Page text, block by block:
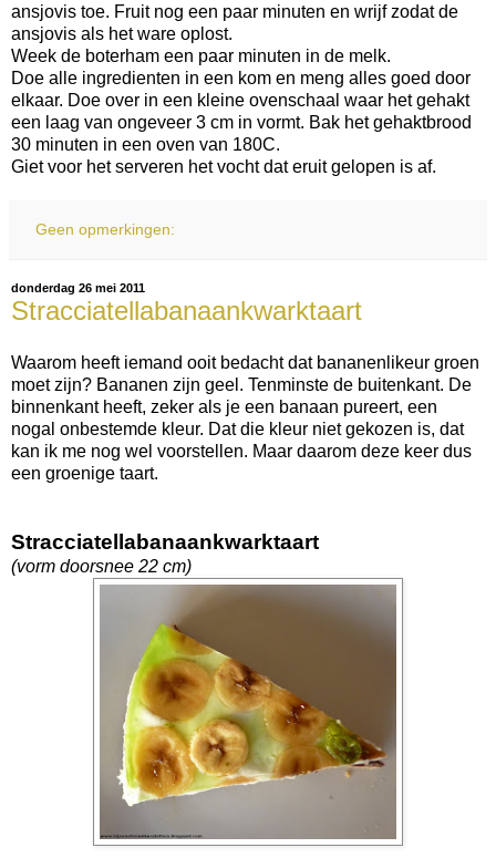
ansjovis toe. Fruit nog een paar minuten en wrijf zodat de
ansjovis als het ware oplost.
Week de boterham een paar minuten in de melk.
Doe alle ingredienten in een kom en meng alles goed door
elkaar. Doe over in een kleine ovenschaal waar het gehakt
een laag van ongeveer 3 cm in vormt. Bak het gehaktbrood
30 minuten in een oven van 180C.
Giet voor het serveren het vocht dat eruit gelopen is af.
Geen opmerkingen:
donderdag 26 mei 2011
Stracciatellabanaankwarktaart
Waarom heeft iemand ooit bedacht dat bananenlikeur groen
moet zijn? Bananen zijn geel. Tenminste de buitenkant. De
binnenkant heeft, zeker als je een banaan pureert, een
nogal onbestemde kleur. Dat die kleur niet gekozen is, dat
kan ik me nog wel voorstellen. Maar daarom deze keer dus
een groenige taart.
Stracciatellabanaankwarktaart
(vorm doorsnee 22 cm)